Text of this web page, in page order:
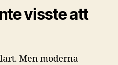
visste att
Men moderna